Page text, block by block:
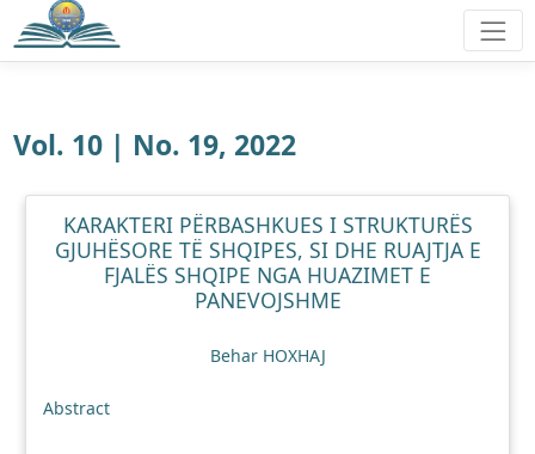
Vol. 10 | No. 19, 2022
KARAKTERI PËRBASHKUES I STRUKTURËS
GJUHËSORE TË SHQIPES, SI DHE RUAJTJA E
FJALËS SHQIPE NGA HUAZIMET E
PANEVOJSHME
Behar HOXHAJ
Abstract